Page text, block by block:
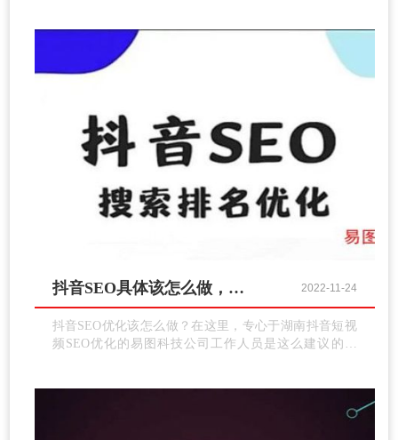
打开备案系统，注册账号密码，手机号用客户常用的，
因为会有多次需要验证码。
抖音SEO具体该怎么做，易图科技给你支招！ 2022-11-24
抖音SEO优化该怎么做？在这里，专心于湖南抖音短视
频SEO优化的易图科技公司工作人员是这么建议的：